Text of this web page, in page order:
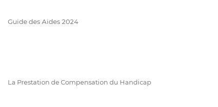
Guide des Aides 2024
La Prestation de Compensation du Handicap